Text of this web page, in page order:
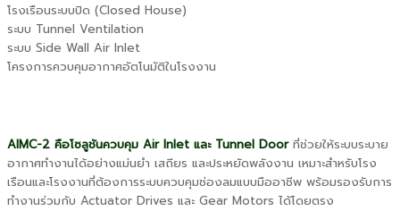
โรงเรือนระบบปิด (Closed House)
ระบบ Tunnel Ventilation
ระบบ Side Wall Air Inlet
โครงการควบคุมอากาศอัตโนมัติในโรงงาน
AIMC-2 คือโซลูชันควบคุม Air Inlet และ Tunnel Doorที่ช่วยให้ระบบระบาย
อากาศทำงานได้อย่างแม่นยำ เสถียร และประหยัดพลังงาน เหมาะสำหรับโรง
เรือนและโรงงานที่ต้องการระบบควบคุมช่องลมแบบมืออาชีพ พร้อมรองรับการ
ทำงานร่วมกับ Actuator Drives และ Gear Motors ได้โดยตรง